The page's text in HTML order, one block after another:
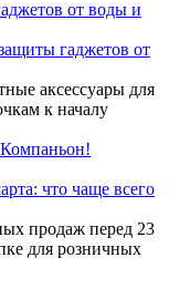
гаджетов от
аксессуары для
к началу
что чаще всего
продаж перед 23
для розничных